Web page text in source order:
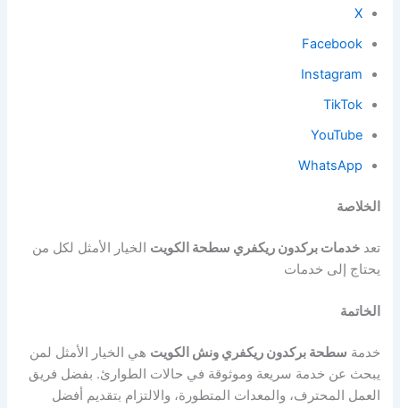
X
Facebook
Instagram
TikTok
YouTube
WhatsApp
الخلاصة
تعدخدمات بركدون ريكفري سطحة الكويت الخيار الأمثل لكل من
يحتاج إلى خدمات
الخاتمة
خدمة سطحة بركدون ريكفري ونش الكويت هي الخيار الأمثل لمن
يبحث عن خدمة سريعة وموثوقة في حالات الطوارئ. بفضل فريق
العمل المحترف، والمعدات المتطورة، والالتزام بتقديم أفضل